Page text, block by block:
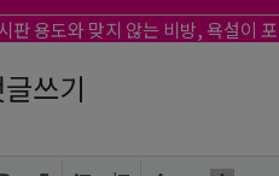
판 용도와 맞지 않는 비방, 욕설이
쓰기